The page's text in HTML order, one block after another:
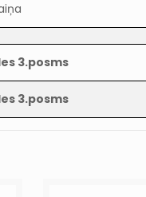
3.posms
3.posms